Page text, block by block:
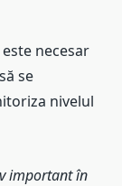
necesar
se
nivelul
important în